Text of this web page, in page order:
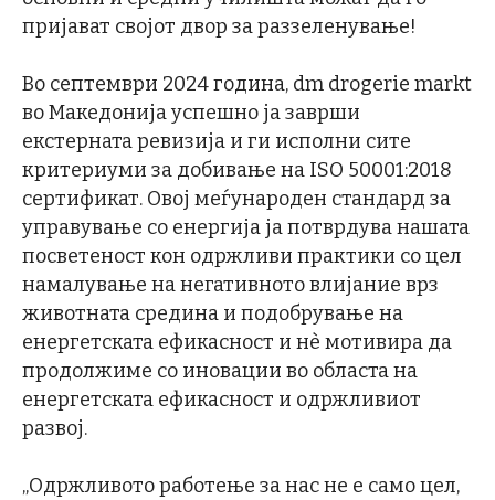
пријават својот двор за раззеленување!
Во септември 2024 година, dm drogerie markt
во Македонија успешно ја заврши
екстерната ревизија и ги исполни сите
критериуми за добивање на ISO 50001:2018
сертификат. Овој меѓународен стандард за
управување со енергија ја потврдува нашата
посветеност кон одржливи практики со цел
намалување на негативното влијание врз
животната средина и подобрување на
енергетската ефикасност и нè мотивира да
продолжиме со иновации во областа на
енергетската ефикасност и одржливиот
развој.
„Одржливото работење за нас не е само цел,